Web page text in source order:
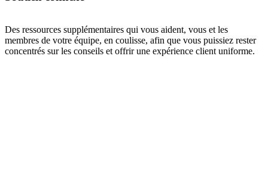
Des ressources supplémentaires qui vous aident, vous et les
membres de votre équipe, en coulisse, afin que vous puissiez rester
concentrés sur les conseils et offrir une expérience client uniforme.